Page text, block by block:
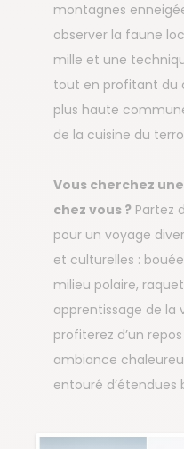
montagnes
observer la faune
mille et une
tout en profitant du
plus haute
de la cuisine du
Vous cherchez
chez vous ? Partez
pour un voyage
et culturelles :
milieu polaire,
apprentissage de la
profiterez d’un
ambiance
entouré d’étendues